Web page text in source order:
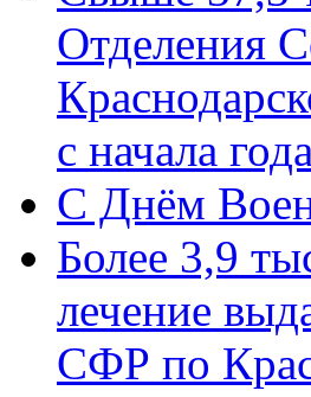
Отделения
с начала года
C Днём
Более 3,9
лечение
СФР по